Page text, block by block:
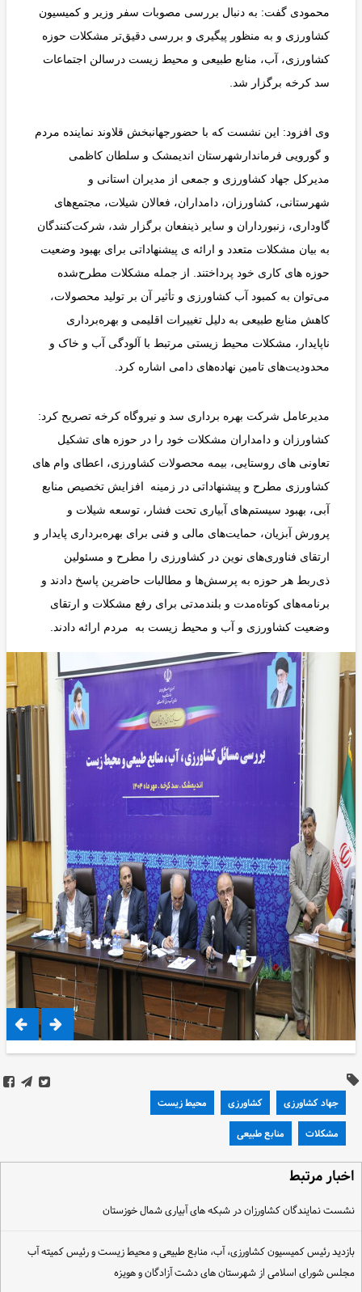
محمودی گفت: به دنبال بررسی مصوبات سفر وزیر و کمیسیون
کشاورزی و به ‌منظور پیگیری و بررسی دقیق‌تر مشکلات حوزه
کشاورزی، آب، منابع طبیعی و محیط زیست درسالن اجتماعات
سد کرخه برگزار شد.
وی افزود: این نشست که با حضورجهانبخش قلاوند نماینده مردم
و گورویی فرماندارشهرستان اندیمشک و سلطان کاظمی
مدیرکل جهاد کشاورزی و جمعی از مدیران استانی و
شهرستانی، کشاورزان، دامداران، فعالان شیلات، مجتمع‌های
گاوداری، زنبورداران و سایر ذینفعان برگزار شد، شرکت‌کنندگان
به بیان مشکلات متعدد و ارائه ی پیشنهاداتی برای بهبود وضعیت
حوزه های کاری خود پرداختند. از جمله مشکلات مطرح‌شده
می‌توان به کمبود آب کشاورزی و تأثیر آن بر تولید محصولات،
کاهش منابع طبیعی به دلیل تغییرات اقلیمی و بهره‌برداری
ناپایدار، مشکلات محیط زیستی مرتبط با آلودگی آب و خاک و
محدودیت‌های تامین نهاده‌های دامی اشاره کرد.
مدیرعامل شرکت بهره برداری سد و نیروگاه کرخه تصریح کرد:
کشاورزان و دامداران مشکلات خود را در حوزه های تشکیل
تعاونی های روستایی، بیمه محصولات کشاورزی، اعطای وام های
کشاورزی مطرح و پیشنهاداتی در زمینه افزایش تخصیص منابع
آبی، بهبود سیستم‌های آبیاری تحت فشار، توسعه شیلات و
پرورش آبزیان، حمایت‌های مالی و فنی برای بهره‌برداری پایدار و
ارتقای فناوری‌های نوین در کشاورزی را مطرح و مسئولین
ذی‌ربط هر حوزه به پرسش‌ها و مطالبات حاضرین پاسخ دادند و
برنامه‌های کوتاه‌مدت و بلندمدتی برای رفع مشکلات و ارتقای
وضعیت کشاورزی و آب و محیط زیست به مردم ارائه دادند.
جهاد کشاورزی کشاورزی محیط زیست
مشکلات منابع طبیعی
اخبار مرتبط
نشست نمایندگان کشاورزان در شبکه های آبیاری شمال خوزستان
بازدید رئیس کمیسیون کشاورزی، آب، منابع طبیعی و محیط زیست و رئیس کمیته آب
مجلس شورای اسلامی از شهرستان های دشت آزادگان و هویزه